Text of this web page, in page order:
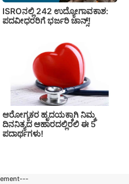
ISROನಲ್ಲಿ 242 ಉದ್ಯೋಗಾವಕಾಶ:
ಪದವೀಧರರಿಗೆ ಭರ್ಜರಿ ಚಾನ್ಸ್!
ಆರೋಗ್ಯಕರ ಹೃದಯಕ್ಕಾಗಿ ನಿಮ್ಮ
ದಿನನಿತ್ಯದ ಆಹಾರದಲ್ಲಿರಲಿ ಈ 5
ಪದಾರ್ಥಗಳು!